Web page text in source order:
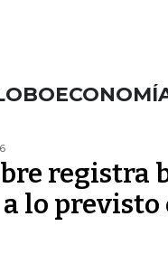
registra
lo previsto